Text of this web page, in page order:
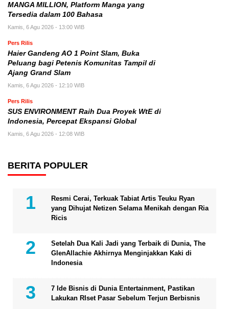
MANGA MILLION, Platform Manga yang
Tersedia dalam 100 Bahasa
Kamis, 6 Agu 2026 - 13:00 WIB
Pers Rilis
Haier Gandeng AO 1 Point Slam, Buka
Peluang bagi Petenis Komunitas Tampil di
Ajang Grand Slam
Kamis, 6 Agu 2026 - 12:10 WIB
Pers Rilis
SUS ENVIRONMENT Raih Dua Proyek WtE di
Indonesia, Percepat Ekspansi Global
Kamis, 6 Agu 2026 - 12:08 WIB
BERITA POPULER
Resmi Cerai, Terkuak Tabiat Artis Teuku Ryan
yang Dihujat Netizen Selama Menikah dengan Ria
Ricis
Setelah Dua Kali Jadi yang Terbaik di Dunia, The
GlenAllachie Akhirnya Menginjakkan Kaki di
Indonesia
7 Ide Bisnis di Dunia Entertainment, Pastikan
Lakukan RIset Pasar Sebelum Terjun Berbisnis